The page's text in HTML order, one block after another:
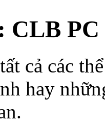
CLB
cả các
hay